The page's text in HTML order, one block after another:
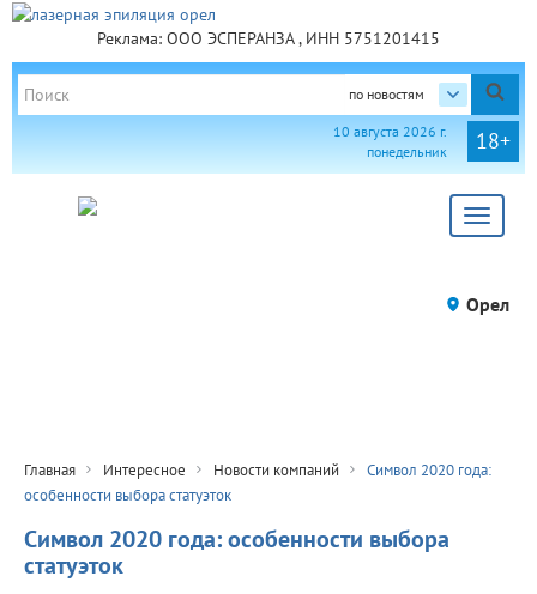
Реклама: ООО ЭСПЕРАНЗА , ИНН 5751201415
по новостям
18+
10 августа 2026 г.
понедельник
Toggle
Орел
Главная Интересное Новости компаний
Символ 2020 года:
особенности выбора статуэток
Символ 2020 года: особенности выбора
статуэток